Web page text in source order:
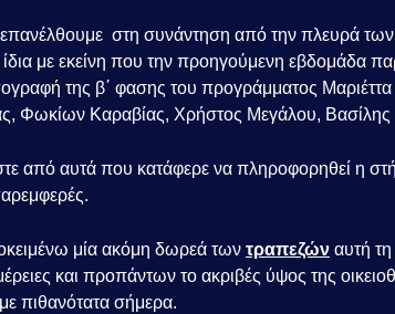
επανέλθουμε στη συνάντηση από την πλευρά των
ίδια με εκείνη που την προηγούμενη εβδομάδα
της β΄ φασης του προγράμματος
Φωκίων Καραβίας, Χρήστος Μεγάλου, Βασίλης
από αυτά που κατάφερε να πληροφορηθεί η
μία ακόμη δωρεά των τραπεζών αυτή
και προπάντων το ακριβές ύψος της
πιθανότατα σήμερα.